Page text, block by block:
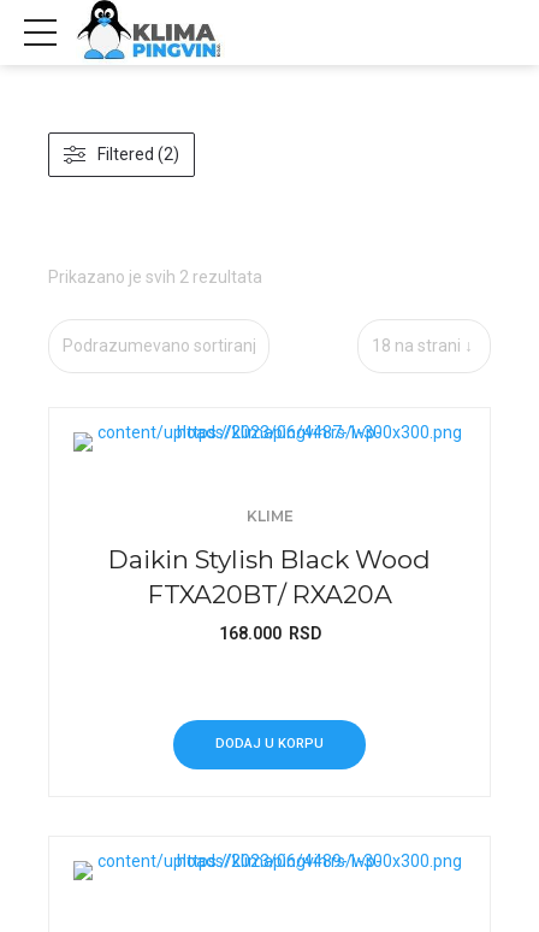
Prikazano je svih 2 rezultata
KLIME
Daikin Stylish Black Wood
FTXA20BT/ RXA20A
168.000 RSD
DODAJ U KORPU
Filtered (2)